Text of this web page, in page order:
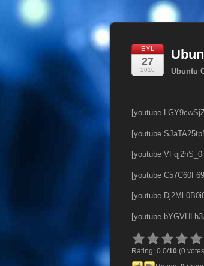
EYL
27
2010 Ubuntu
[youtube
[youtube
[youtube
[youtube
[youtube Dj2Ml-
[youtube
Rating: 0.0/10 (0